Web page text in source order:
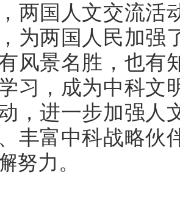
两国人文交流活
为两国人民加强
风景名胜，也有
习，成为中科文
，进一步加强人
丰富中科战略伙
努力。